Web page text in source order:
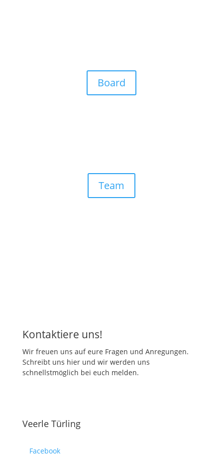
Board
Team
Kontaktiere uns!
Wir freuen uns auf eure Fragen und Anregungen.
Schreibt uns hier und wir werden uns
schnellstmöglich bei euch melden.
Veerle Türling
Facebook